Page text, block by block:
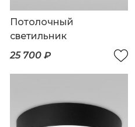
Потолочный
светильник
25 700 ₽